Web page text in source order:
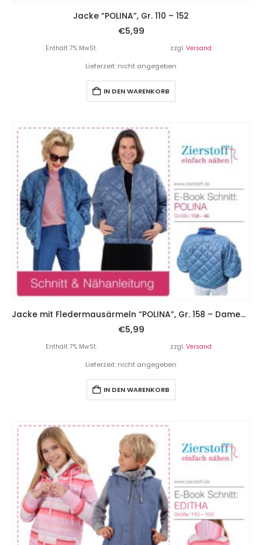
Jacke “POLINA”, Gr. 110 – 152
€5,99
Enthält 7% MwSt. zzgl. Versand
Lieferzeit: nicht angegeben
IN DEN WARENKORB
Jacke mit Fledermausärmeln “POLINA”, Gr. 158 – Damengr. 46
€5,99
Enthält 7% MwSt. zzgl. Versand
Lieferzeit: nicht angegeben
IN DEN WARENKORB